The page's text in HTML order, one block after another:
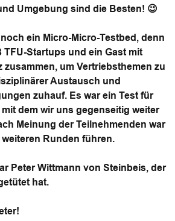
Umgebung sind die Besten! 😉
ein Micro-Micro-Testbed, denn
TFU-Startups und ein Gast mit
zusammen, um Vertriebsthemen zu
Austausch und
zuhauf. Es war ein Test für
dem wir uns gegenseitig weiter
Meinung der Teilnehmenden war
Runden führen.
Peter Wittmann von Steinbeis, der
hat.